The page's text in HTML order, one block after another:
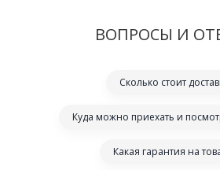
ВОПРОСЫ И
Сколько стоит
Куда можно приехать и
Какая гарантия на